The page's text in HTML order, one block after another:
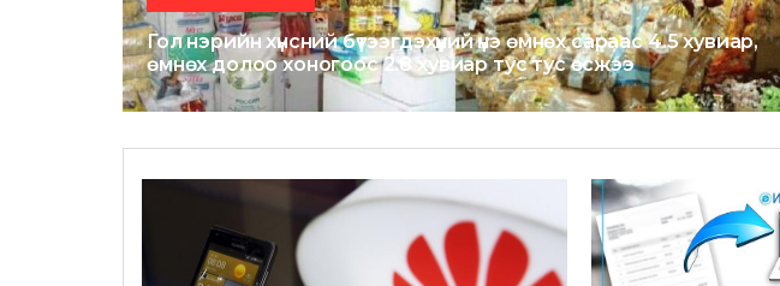
Гол нэрийн хүнсний бүтээгдэхүүний үнэ өмнөх сараас 4.5 хувиар,
өмнөх долоо хоногоос 2.8 хувиар тус тус өсжээ